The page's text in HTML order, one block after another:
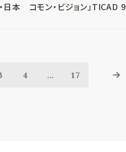
日本 コモン・ビジョン」TICAD
4 ... 17